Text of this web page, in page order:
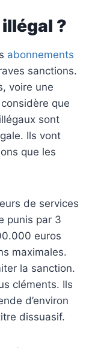
?
abonnements
sanctions.
voire une
que
sont
Ils vont
que les
de services
punis par 3
euros
maximales.
la sanction.
cléments. Ils
d’environ
dissuasif.